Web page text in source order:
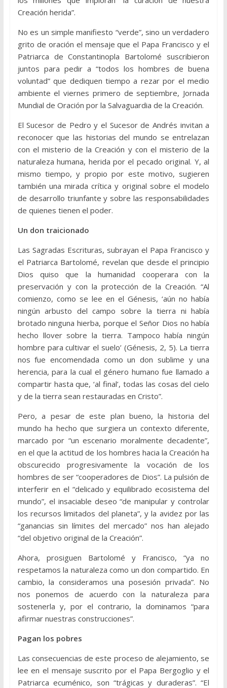
Creación herida”.
No es un simple manifiesto “verde”, sino un verdadero
grito de oración el mensaje que el Papa Francisco y el
Patriarca de Constantinopla Bartolomé suscribieron
juntos para pedir a “todos los hombres de buena
voluntad” que dediquen tiempo a rezar por el medio
ambiente el viernes primero de septiembre, Jornada
Mundial de Oración por la Salvaguardia de la Creación.
El Sucesor de Pedro y el Sucesor de Andrés invitan a
reconocer que las historias del mundo se entrelazan
con el misterio de la Creación y con el misterio de la
naturaleza humana, herida por el pecado original. Y, al
mismo tiempo, y propio por este motivo, sugieren
también una mirada crítica y original sobre el modelo
de desarrollo triunfante y sobre las responsabilidades
de quienes tienen el poder.
Un don traicionado
Las Sagradas Escrituras, subrayan el Papa Francisco y
el Patriarca Bartolomé, revelan que desde el principio
Dios quiso que la humanidad cooperara con la
preservación y con la protección de la Creación. “Al
comienzo, como se lee en el Génesis, ‘aún no había
ningún arbusto del campo sobre la tierra ni había
brotado ninguna hierba, porque el Señor Dios no había
hecho llover sobre la tierra. Tampoco había ningún
hombre para cultivar el suelo’ (Génesis, 2, 5). La tierra
nos fue encomendada como un don sublime y una
herencia, para la cual el género humano fue llamado a
compartir hasta que, ‘al final’, todas las cosas del cielo
y de la tierra sean restauradas en Cristo”.
Pero, a pesar de este plan bueno, la historia del
mundo ha hecho que surgiera un contexto diferente,
marcado por “un escenario moralmente decadente”,
en el que la actitud de los hombres hacia la Creación ha
obscurecido progresivamente la vocación de los
hombres de ser “cooperadores de Dios”. La pulsión de
interferir en el “delicado y equilibrado ecosistema del
mundo”, el insaciable deseo “de manipular y controlar
los recursos limitados del planeta”, y la avidez por las
“ganancias sin límites del mercado” nos han alejado
“del objetivo original de la Creación”.
Ahora, prosiguen Bartolomé y Francisco, “ya no
respetamos la naturaleza como un don compartido. En
cambio, la consideramos una posesión privada”. No
nos ponemos de acuerdo con la naturaleza para
sostenerla y, por el contrario, la dominamos “para
afirmar nuestras construcciones”.
Pagan los pobres
Las consecuencias de este proceso de alejamiento, se
lee en el mensaje suscrito por el Papa Bergoglio y el
Patriarca ecuménico, son “trágicas y duraderas”. “El